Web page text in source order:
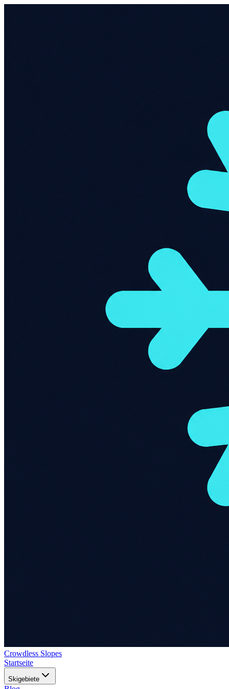
Crowdless Slopes
Startseite
Skigebiete